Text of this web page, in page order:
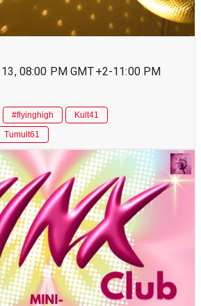
13, 08:00 PM GMT+2-11:00 PM
#flyinghigh
Kult41
Tumult61